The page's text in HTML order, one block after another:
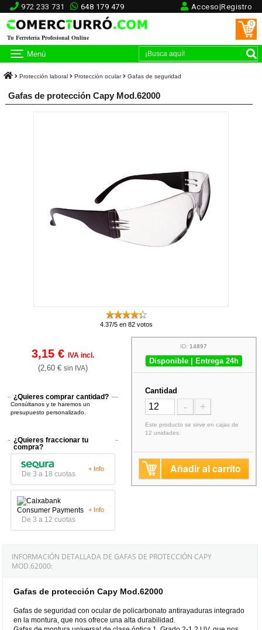
972 233 731 648 179 479 Acceso|Registro
Tu Ferretería Profesional Online
0
Menú
Protección laboral Protección ocular Gafas de seguridad
Gafas de protección Capy Mod.62000
4.37/5 en 82 votos
3,15 €IVA incl.
(2,60 €sin IVA)
¿Quieres comprar cantidad?
Consúltanos y te haremos un
presupuesto personalizado.
¿Quieres fraccionar tu
compra?
De 3 a 18 cuotas
+ Info
De 3 a 12 cuotas
+ Info
ID:14897
Disponible | Entrega 24h
Cantidad
- +
Este producto se sirve en cajas de
12 unidades.
Añadir al carrito
INFORMACIÓN DETALLADA DE GAFAS DE PROTECCIÓN CAPY
MOD.62000:
Gafas de protección Capy Mod.62000
Gafas de seguridad con ocular de policarbonato antirayaduras integrado
en la montura, que nos ofrece una alta durabilidad.